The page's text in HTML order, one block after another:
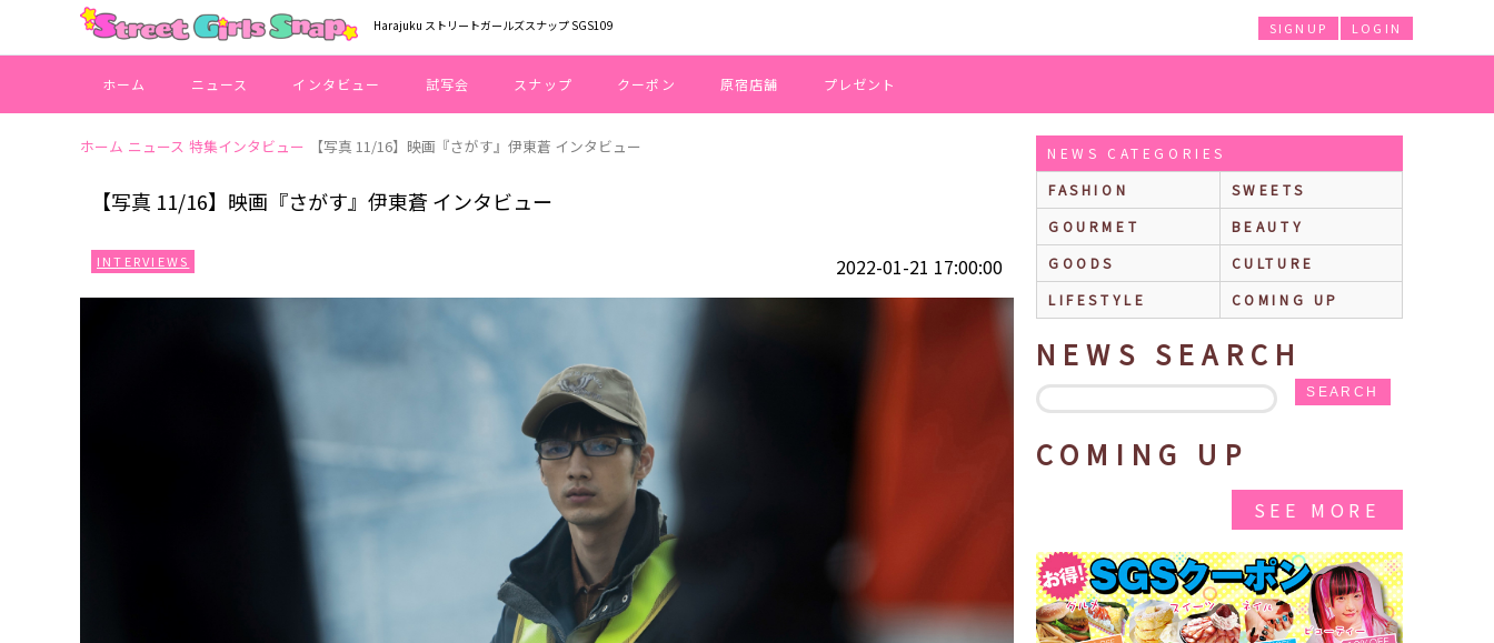
Harajuku ストリートガールズスナップ SGS109 LOGIN
SIGNUP
ホーム ニュース インタビュー 試写会 スナップ クーポン 原宿店舗 プレゼント
ホーム ニュース 特集インタビュー 【写真 11/16】映画『さがす』伊東蒼 インタビュー
【写真 11/16】映画『さがす』伊東蒼 インタビュー
INTERVIEWS 2022-01-21 17:00:00
NEWS CATEGORIES
FASHION
SWEETS
GOURMET
BEAUTY
GOODS
CULTURE
LIFESTYLE
COMING UP
NEWS SEARCH
SEARCH
COMING UP
SEE MORE